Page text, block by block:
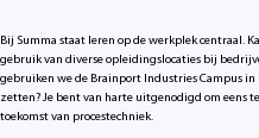
Bij Summa staat leren op de werkplek centraal.
gebruik van diverse opleidingslocaties bij
gebruiken we de Brainport Industries Campus
zetten? Je bent van harte uitgenodigd om eens
toekomst van procestechniek.